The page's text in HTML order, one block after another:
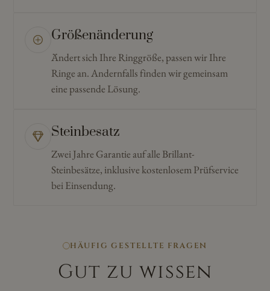
Größenänderung
Ändert sich Ihre Ringgröße, passen wir Ihre
Ringe an. Andernfalls finden wir gemeinsam
eine passende Lösung.
Steinbesatz
Zwei Jahre Garantie auf alle Brillant-
Steinbesätze, inklusive kostenlosem Prüfservice
bei Einsendung.
HÄUFIG GESTELLTE FRAGEN
Gut zu wissen